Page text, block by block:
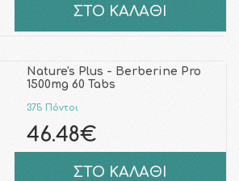
ΣΤΟ ΚΑΛΑΘΙ
Nature's Plus - Berberine Pro
1500mg 60 Tabs
375 Πόντοι
46.48€
ΣΤΟ ΚΑΛΑΘΙ